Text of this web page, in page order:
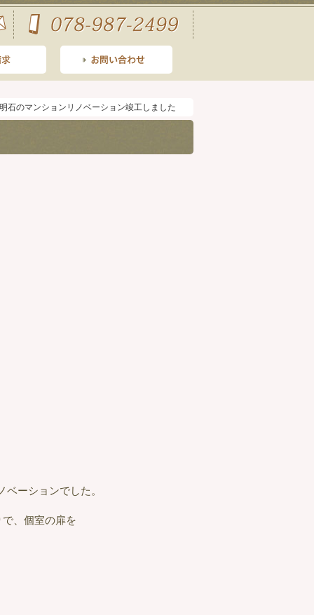
明石のマンションリノベーション竣工しました
ーションでした。
、個室の扉を